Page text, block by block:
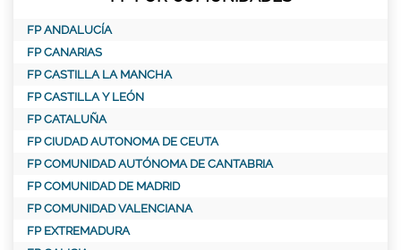
FP ANDALUCÍA
FP CANARIAS
FP CASTILLA LA MANCHA
FP CASTILLA Y LEÓN
FP CATALUÑA
FP CIUDAD AUTONOMA DE CEUTA
FP COMUNIDAD AUTÓNOMA DE CANTABRIA
FP COMUNIDAD DE MADRID
FP COMUNIDAD VALENCIANA
FP EXTREMADURA